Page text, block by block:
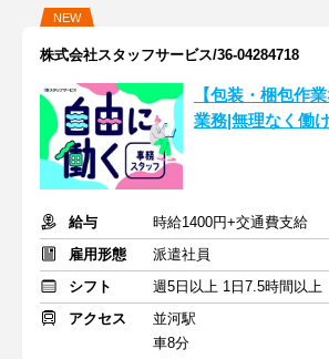
NEW
株式会社スタッフサービス/36-04284718
【包装・梱包作
業務|無理なく働
給与
時給1400円+交通費支給
雇用形態
派遣社員
シフト
週5日以上 1日7.5時間以上
アクセス
並河駅
車8分